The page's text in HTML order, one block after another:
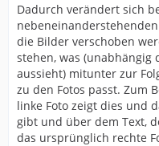
Dadurch verändert sich
die Bilder verschoben
stehen, was (unabhängig
aussieht) mitunter zur
zu den Fotos passt. Zum
linke Foto zeigt dies und
gibt und über dem Text,
das ursprünglich rechte